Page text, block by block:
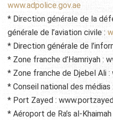
www.adpolice.gov.ae
* Direction générale de la
générale de l’aviation civile :
* Direction générale de
* Zone franche d’Hamriyah :
* Zone franche de Djebel Ali :
* Conseil national des
* Port Zayed :
* Aéroport de Ra’s al-